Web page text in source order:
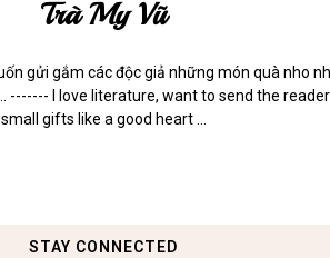
Trà My Vũ
gửi gắm các độc giả những món quà nho
------- I love literature, want to send the
small gifts like a good heart ...
STAY CONNECTED